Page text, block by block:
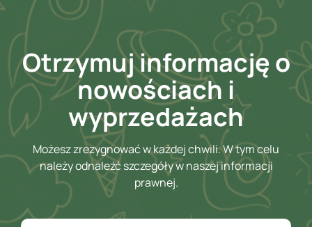
Otrzymuj informację o
nowościach i
wyprzedażach
Możesz zrezygnować w każdej chwili. W tym celu
należy odnaleźć szczegóły w naszej informacji
prawnej.